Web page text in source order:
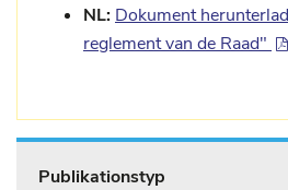
NL: Dokument
reglement van de Raad"
Publikationstyp